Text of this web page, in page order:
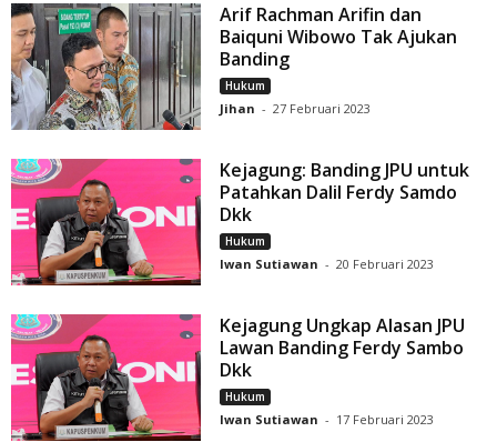
Arif Rachman Arifin dan
Baiquni Wibowo Tak Ajukan
Banding
Hukum
Jihan - 27 Februari 2023
Kejagung: Banding JPU untuk
Patahkan Dalil Ferdy Samdo
Dkk
Hukum
Iwan Sutiawan - 20 Februari 2023
Kejagung Ungkap Alasan JPU
Lawan Banding Ferdy Sambo
Dkk
Hukum
Iwan Sutiawan - 17 Februari 2023